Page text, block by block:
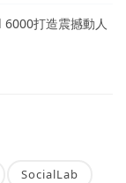
打造震撼動人
SocialLab